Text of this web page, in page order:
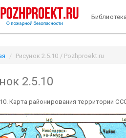
Библиотека
Рисунок 2.5.10 / Pozhproekt.ru
2.5.10
Карта районирования территории